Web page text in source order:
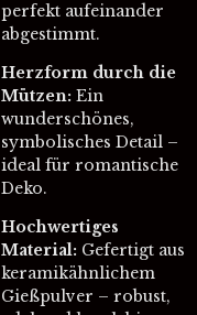
perfekt aufeinander
abgestimmt.
Herzform durch die
Mützen: Ein
wunderschönes,
symbolisches Detail –
ideal für romantische
Deko.
Hochwertiges
Material: Gefertigt aus
keramikähnlichem
Gießpulver – robust,